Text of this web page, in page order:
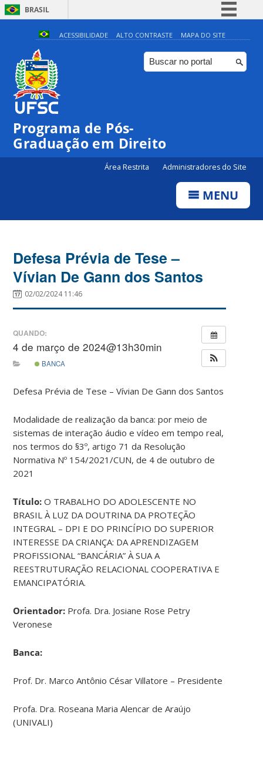
BRASIL
Simplifique!
Comunica BR
Participe
ACESSIBILIDADE ALTO CONTRASTE MAPA DO SITE
Programa de Pós-
Graduação em Direito
Área Restrita Administradores do Site
MENU
Defesa Prévia de Tese –
Vívian De Gann dos Santos
02/02/2024 11:46
QUANDO:
4 de março de 2024@13h30min
BANCA
Defesa Prévia de Tese – Vívian De Gann dos Santos
Modalidade de realização da banca: por meio de
sistemas de interação áudio e vídeo em tempo real,
nos termos do §3º, artigo 71 da Resolução
Normativa Nº 154/2021/CUN, de 4 de outubro de
2021
Título:O TRABALHO DO ADOLESCENTE NO
BRASIL À LUZ DA DOUTRINA DA PROTEÇÃO
INTEGRAL – DPI E DO PRINCÍPIO DO SUPERIOR
INTERESSE DA CRIANÇA: DA APRENDIZAGEM
PROFISSIONAL “BANCÁRIA” À SUA A
REESTRUTURAÇÃO RELACIONAL COOPERATIVA E
EMANCIPATÓRIA.
Orientador: Profa. Dra. Josiane Rose Petry
Veronese
Banca:
Prof. Dr. Marco Antônio César Villatore – Presidente
Profa. Dra. Roseana Maria Alencar de Araújo
(UNIVALI)